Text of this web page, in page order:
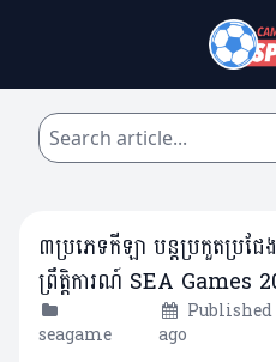
៣ប្រភេទកីឡា បន្តប្រកួតប្រជែ
ព្រឹត្តិការណ៍ SEA Games
seagame
ago